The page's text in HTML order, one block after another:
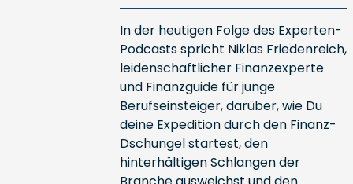
In der heutigen Folge des Experten-
Podcasts spricht Niklas Friedenreich,
leidenschaftlicher Finanzexperte
und Finanzguide für junge
Berufseinsteiger, darüber, wie Du
deine Expedition durch den Finanz-
Dschungel startest, den
hinterhältigen Schlangen der